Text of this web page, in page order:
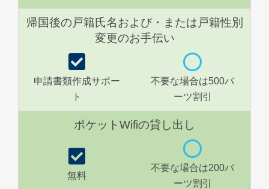
帰国後の戸籍氏名および・または戸籍性別
変更のお手伝い
申請書類作成サポー
ト
不要な場合は500バ
ーツ割引
ポケットWifiの貸し出し
無料
不要な場合は200バ
ーツ割引